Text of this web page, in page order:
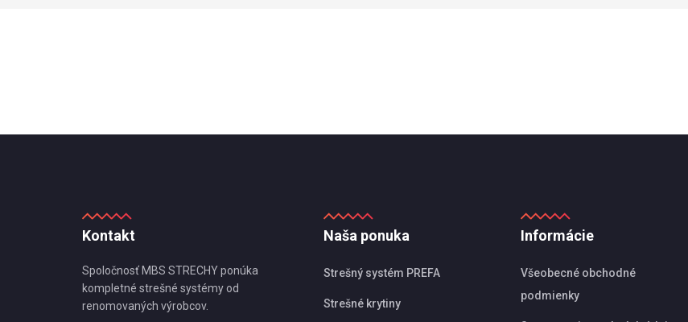
Kontakt
Spoločnosť MBS STRECHY ponúka
kompletné strešné systémy od
renomovaných výrobcov.
Naša ponuka
Strešný systém PREFA
Strešné krytiny
Informácie
Všeobecné obchodné
podmienky